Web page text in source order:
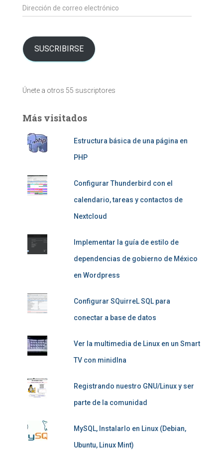
Dirección
de
electrónico
SUSCRIBIRSE
Únete a otros 55 suscriptores
Más visitados
Estructura básica de una página en
PHP
Configurar Thunderbird con el
calendario, tareas y contactos de
Nextcloud
Implementar la guía de estilo de
dependencias de gobierno de México
en Wordpress
Configurar SQuirreL SQL para
conectar a base de datos
Ver la multimedia de Linux en un Smart
TV con minidlna
Registrando nuestro GNU/Linux y ser
parte de la comunidad
MySQL, Instalarlo en Linux (Debian,
Ubuntu, Linux Mint)